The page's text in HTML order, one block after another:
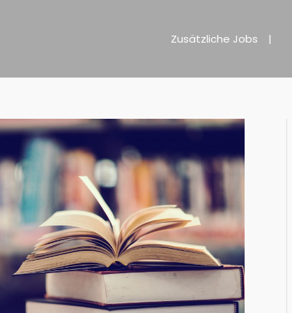
Zusätzliche Jobs